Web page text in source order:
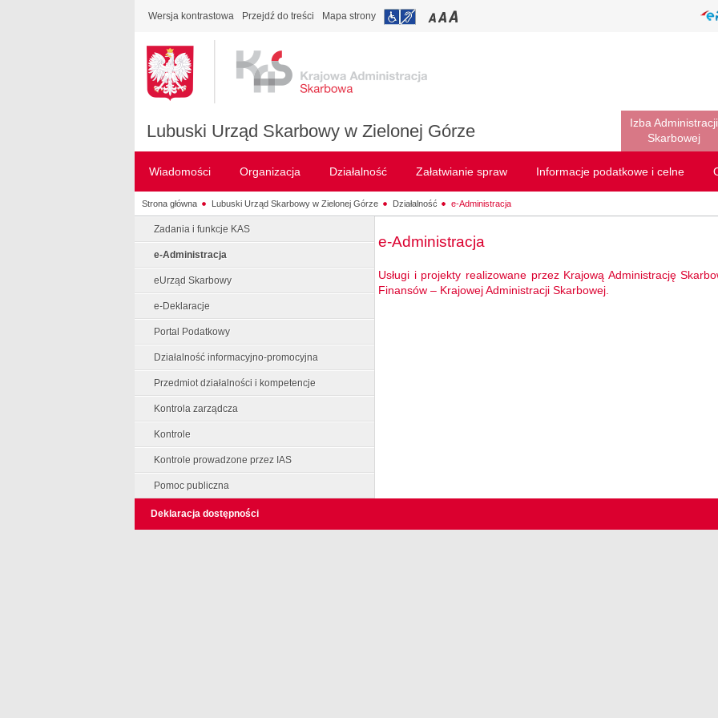
Wersja kontrastowa Przejdź do treści Mapa strony
Lubuski Urząd Skarbowy w Zielonej Górze
Izba Administracji
Skarbowej
Wiadomości Organizacja Działalność Załatwianie spraw Informacje podatkowe i celne
Strona główna Lubuski Urząd Skarbowy w Zielonej Górze Działalność e-Administracja
Zadania i funkcje KAS
e-Administracja
eUrząd Skarbowy
e-Deklaracje
Portal Podatkowy
Działalność informacyjno-promocyjna
Przedmiot działalności i kompetencje
Kontrola zarządcza
Kontrole
Kontrole prowadzone przez IAS
Pomoc publiczna
e-Administracja
Usługi i projekty realizowane przez Krajową Administrację
Finansów – Krajowej Administracji Skarbowej.
Deklaracja dostępności